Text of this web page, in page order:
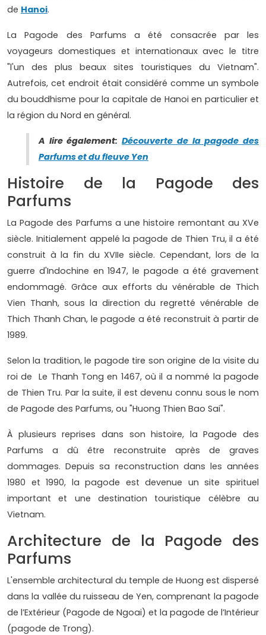
de Hanoi.
La Pagode des Parfums a été consacrée par les
voyageurs domestiques et internationaux avec le titre
"l'un des plus beaux sites touristiques du Vietnam".
Autrefois, cet endroit était considéré comme un symbole
du bouddhisme pour la capitale de Hanoi en particulier et
la région du Nord en général.
A lire également:Découverte de la pagode des
Parfums et du fleuve Yen
Histoire de la Pagode des
Parfums
La Pagode des Parfums a une histoire remontant au XVe
siècle. Initialement appelé la pagode de Thien Tru, il a été
construit à la fin du XVIIe siècle. Cependant, lors de la
guerre d'Indochine en 1947, le pagode a été gravement
endommagé. Grâce aux efforts du vénérable de Thich
Vien Thanh, sous la direction du regretté vénérable de
Thich Thanh Chan, le pagode a été reconstruit à partir de
1989.
Selon la tradition, le pagode tire son origine de la visite du
roi de Le Thanh Tong en 1467, où il a nommé la pagode
de Thien Tru. Par la suite, il est devenu connu sous le nom
de Pagode des Parfums, ou "Huong Thien Bao Sai".
À plusieurs reprises dans son histoire, la Pagode des
Parfums a dû être reconstruite après de graves
dommages. Depuis sa reconstruction dans les années
1980 et 1990, la pagode est devenue un site spirituel
important et une destination touristique célèbre au
Vietnam.
Architecture de la Pagode des
Parfums
L'ensemble architectural du temple de Huong est dispersé
dans la vallée du ruisseau de Yen, comprenant la pagode
de l’Extérieur (Pagode de Ngoai) et la pagode de l’Intérieur
(pagode de Trong).